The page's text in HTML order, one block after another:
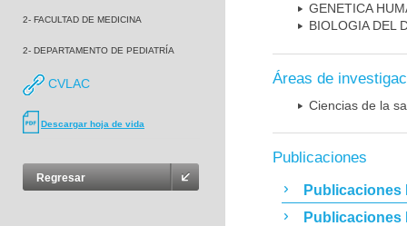
2- FACULTAD DE MEDICINA
2- DEPARTAMENTO DE PEDIATRÍA
CVLAC
Descargar hoja de vida
Regresar
GENETICA
BIOLOGIA DEL
Áreas de
Ciencias de la
Publicaciones
Publicaciones
Publicaciones